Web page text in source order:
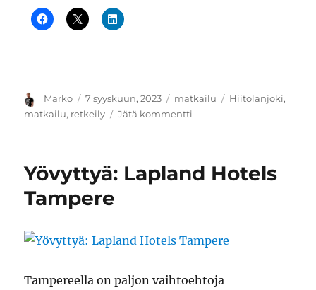
Kirjoittaja
Marko Julkaistu
7 syyskuun, 2023 Kategoriat
matkailu Avainsanat
Hiitolanjoki,
matkailu, retkeily Jätä kommentti
Hiitolanjoella
Yövyttyä: Lapland Hotels
Tampere
Tampereella on paljon vaihtoehtoja